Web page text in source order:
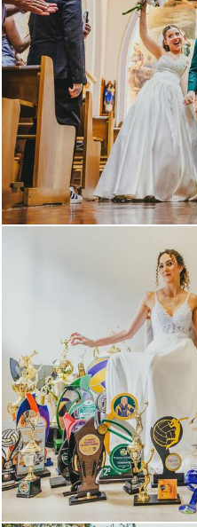
548
492